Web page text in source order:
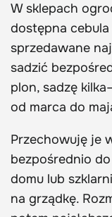
W sklepach
dostępna cebula
sprzedawane
sadzić
plon, sadzę
od marca do
Przechowuję je
bezpośrednio
domu lub
na grządkę.